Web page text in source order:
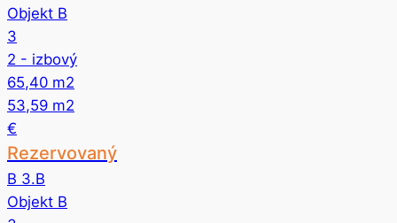
Objekt B
3
2 - izbový
65,40 m2
53,59 m2
€
Rezervovaný
B 3.B
Objekt B